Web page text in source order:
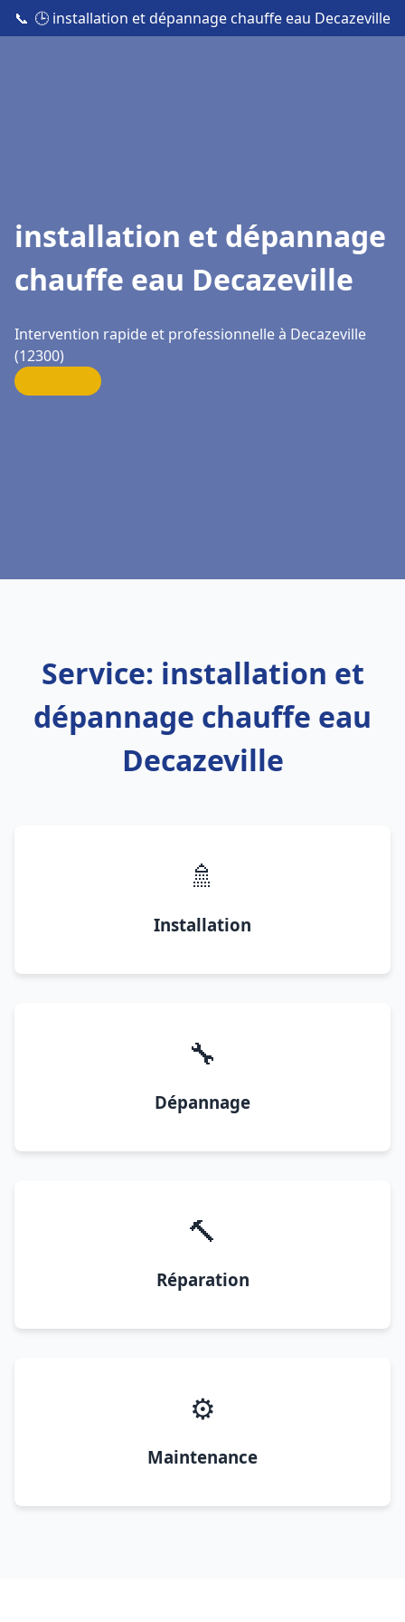
📞 🕒 installation et dépannage chauffe eau Decazeville
installation et dépannage
chauffe eau Decazeville
Intervention rapide et professionnelle à Decazeville
(12300)
Service: installation et
dépannage chauffe eau
Decazeville
🚿
Installation
🔧
Dépannage
🔨
Réparation
⚙️
Maintenance